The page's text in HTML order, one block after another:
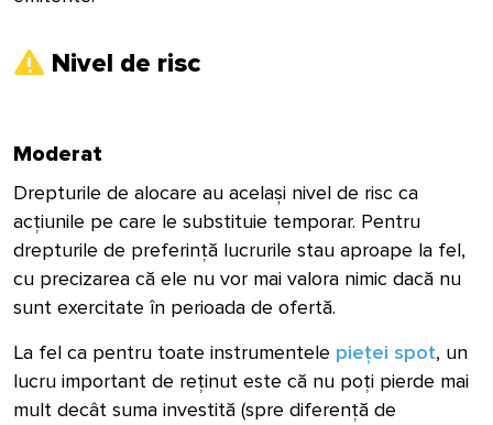
Nivel de risc
Moderat
Drepturile de alocare au același nivel de risc ca
acțiunile pe care le substituie temporar. Pentru
drepturile de preferință lucrurile stau aproape la fel,
cu precizarea că ele nu vor mai valora nimic dacă nu
sunt exercitate în perioada de ofertă.
La fel ca pentru toate instrumentele pieței spot, un
lucru important de reținut este că nu poți pierde mai
mult decât suma investită (spre diferență de